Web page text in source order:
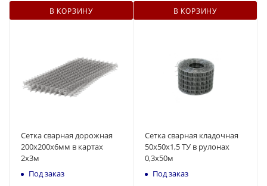
В КОРЗИНУ В КОРЗИНУ
Сетка сварная дорожная
200х200х6мм в картах
2х3м
Под заказ
Сетка сварная кладочная
50х50х1,5 ТУ в рулонах
0,3х50м
Под заказ